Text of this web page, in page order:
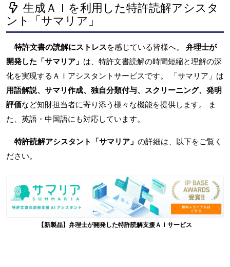
生成ＡＩを利用した特許読解アシスタ
ント「サマリア」
特許文書の読解にストレスを感じている皆様へ。 弁理士が
開発した「サマリア」 は、特許文書読解の時間短縮と理解の深
化を実現するＡＩアシスタントサービスです。 「サマリア」は
用語解説、サマリ作成、独自分類付与、スクリーニング、発明
評価など知財担当者に寄り添う様々な機能を提供します。 ま
た、英語・中国語にも対応しています。
特許読解アシスタント「サマリア」 の詳細は、以下をご覧く
ださい。
【新製品】弁理士が開発した特許読解支援ＡＩサービス